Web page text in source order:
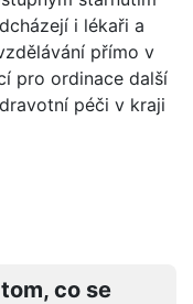
i lékaři a
přímo v
pro ordinace další
péči v kraji
co se